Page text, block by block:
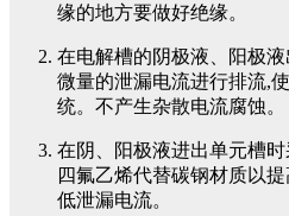
缘的地方要做好绝缘。
在电解槽的阴极液、阳极
微量的泄漏电流进行排流,
统。不产生杂散电流腐蚀
在阴、阳极液进出单元槽
四氟乙烯代替碳钢材质以
低泄漏电流。